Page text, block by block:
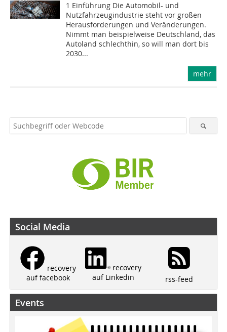
1 Einführung Die Automobil- und
Nutzfahrzeugindustrie steht vor großen
Herausforderungen und Veränderungen.
Nimmt man beispielweise Deutschland, das
Autoland schlechthin, so will man dort bis
2030...
mehr
Social Media
recovery
auf facebook
recovery
auf Linkedin
rss-feed
Events